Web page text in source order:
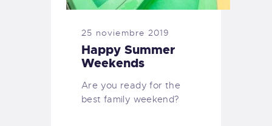
25 noviembre 2019
Happy Summer
Weekends
Are you ready for the
best family weekend?